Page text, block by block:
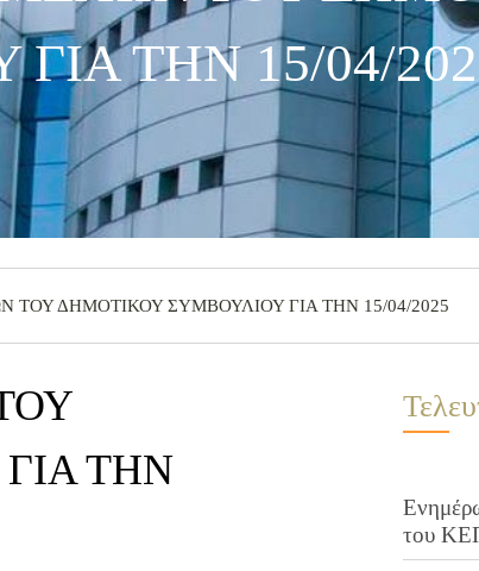
ΤΗΝ 15/04/
ΔΗΜΟΤΙΚΟΥ ΣΥΜΒΟΥΛΙΟΥ ΓΙΑ ΤΗΝ 15/04/2025
ΤΗΝ
του